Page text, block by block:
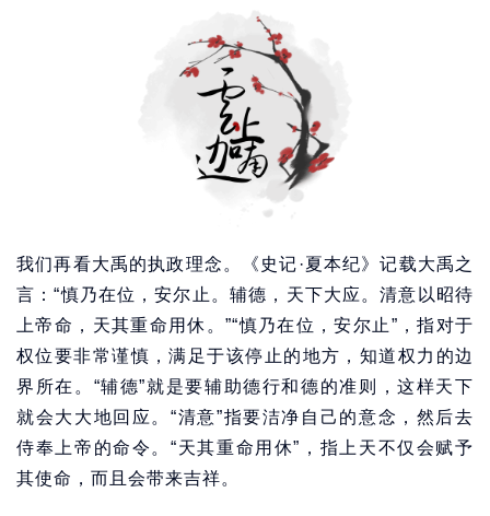
我们再看大禹的执政理念。《史记·夏本纪》记载大禹之
言：“慎乃在位，安尔止。辅德，天下大应。清意以昭待
上帝命，天其重命用休。”“慎乃在位，安尔止”，指对于
权位要非常谨慎，满足于该停止的地方，知道权力的边
界所在。“辅德”就是要辅助德行和德的准则，这样天下
就会大大地回应。“清意”指要洁净自己的意念，然后去
侍奉上帝的命令。“天其重命用休”，指上天不仅会赋予
其使命，而且会带来吉祥。